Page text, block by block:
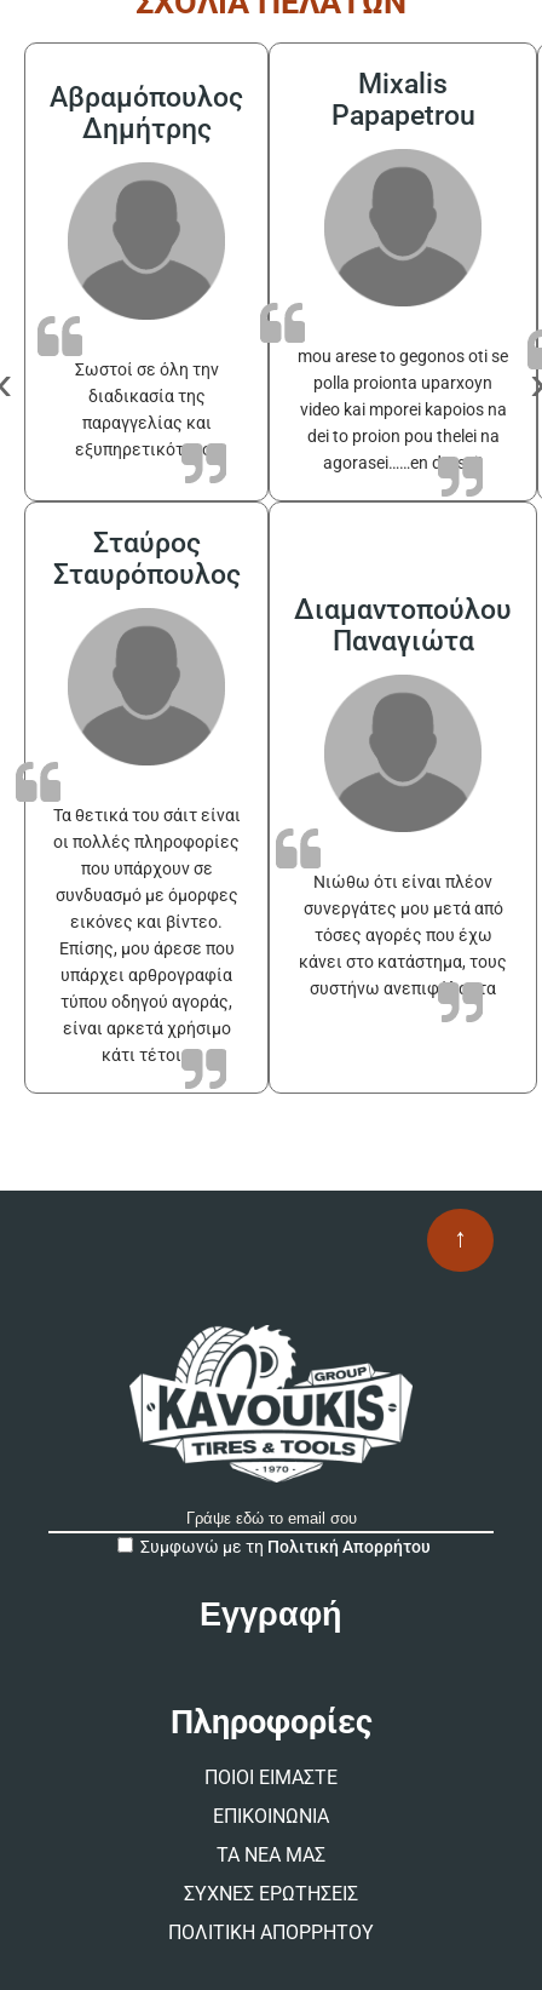
Αβραμόπουλος
Δημήτρης
Σωστοί σε όλη την
διαδικασία της
παραγγελίας και
εξυπηρετικότατοι
Mixalis
Papapetrou
mou arese to gegonos oti se
polla proionta uparxoyn
video kai mporei kapoios na
dei to proion pou thelei na
agorasei……en drasei!
Σταύρος
Σταυρόπουλος
Τα θετικά του σάιτ είναι
οι πολλές πληροφορίες
που υπάρχουν σε
συνδυασμό με όμορφες
εικόνες και βίντεο.
Επίσης, μου άρεσε που
υπάρχει αρθρογραφία
τύπου οδηγού αγοράς,
είναι αρκετά χρήσιμο
κάτι τέτοιο
Διαμαντοπούλου
Παναγιώτα
Νιώθω ότι είναι πλέον
συνεργάτες μου μετά από
τόσες αγορές που έχω
κάνει στο κατάστημα, τους
συστήνω ανεπιφύλακτα
↑
Συμφωνώ με τη Πολιτική Απορρήτου
Πληροφορίες
ΠΟΙΟΙ ΕΙΜΑΣΤΕ
ΕΠΙΚΟΙΝΩΝΙΑ
ΤΑ ΝΕΑ ΜΑΣ
ΣΥΧΝΕΣ ΕΡΩΤΗΣΕΙΣ
ΠΟΛΙΤΙΚΗ ΑΠΟΡΡΗΤΟΥ